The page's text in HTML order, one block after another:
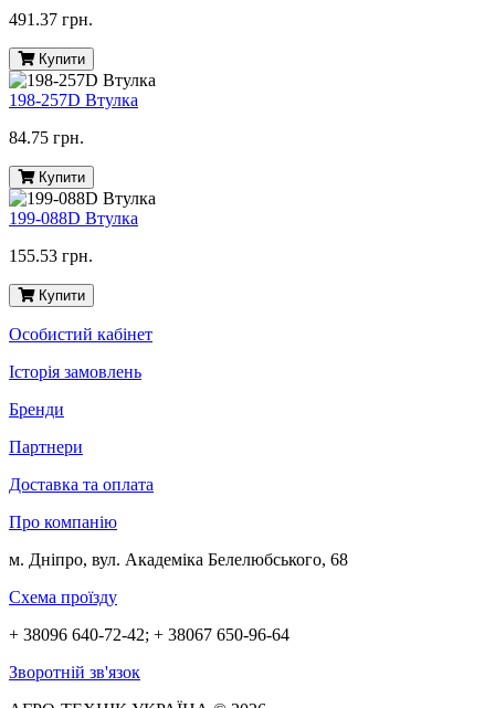
491.37 грн.
Купити
198-257D Втулка
84.75 грн.
Купити
199-088D Втулка
155.53 грн.
Купити
Особистий кабінет
Історія замовлень
Бренди
Партнери
Доставка та оплата
Про компанію
м. Дніпро, вул. Академіка Белелюбського, 68
Схема проїзду
+ 38096 640-72-42; + 38067 650-96-64
Зворотній зв'язок